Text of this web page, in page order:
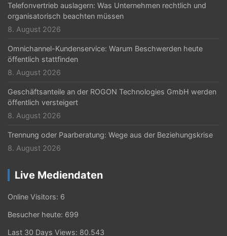
i
o
n
Telefonvertrieb auslagern: Was Unternehmen rechtlich und
organisatorisch beachten müssen
8. August 2026
Omnichannel-Kundenservice: Warum Beschwerden heute
öffentlich stattfinden
8. August 2026
Geschäftsanteile an der ROGON Technologies GmbH werden
öffentlich versteigert
8. August 2026
Trennung oder Paarberatung: Wege aus der Beziehungskrise
8. August 2026
Live Mediendaten
Online Visitors: 6
Besucher heute: 699
Last 30 Days Views: 80.543